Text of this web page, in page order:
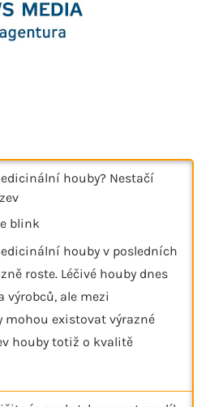
houby? Nestačí
blink
houby v posledních
roste. Léčivé houby dnes
výrobců, ale mezi
existovat výrazné
houby totiž o kvalitě